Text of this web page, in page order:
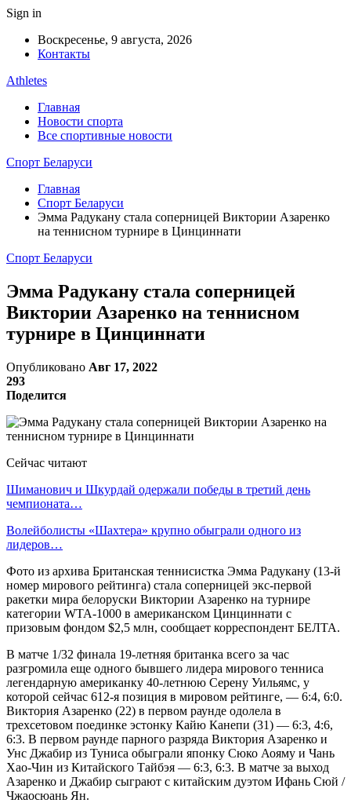
Sign in
Воскресенье, 9 августа, 2026
Контакты
Athletes
Главная
Новости спорта
Все спортивные новости
Спорт Беларуси
Главная
Спорт Беларуси
Эмма Радукану стала соперницей Виктории Азаренко
на теннисном турнире в Цинциннати
Спорт Беларуси
Эмма Радукану стала соперницей
Виктории Азаренко на теннисном
турнире в Цинциннати
Опубликовано Авг 17, 2022
293
Поделится
Сейчас читают
Шиманович и Шкурдай одержали победы в третий день
чемпионата…
Волейболисты «Шахтера» крупно обыграли одного из
лидеров…
Фото из архива Британская теннисистка Эмма Радукану (13-й
номер мирового рейтинга) стала соперницей экс-первой
ракетки мира белоруски Виктории Азаренко на турнире
категории WTA-1000 в американском Цинциннати с
призовым фондом $2,5 млн, сообщает корреспондент БЕЛТА.
В матче 1/32 финала 19-летняя британка всего за час
разгромила еще одного бывшего лидера мирового тенниса
легендарную американку 40-летнюю Серену Уильямс, у
которой сейчас 612-я позиция в мировом рейтинге, — 6:4, 6:0.
Виктория Азаренко (22) в первом раунде одолела в
трехсетовом поединке эстонку Кайю Канепи (31) — 6:3, 4:6,
6:3. В первом раунде парного разряда Виктория Азаренко и
Унс Джабир из Туниса обыграли японку Сюко Аояму и Чань
Хао-Чин из Китайского Тайбэя — 6:3, 6:3. В матче за выход
Азаренко и Джабир сыграют с китайским дуэтом Ифань Сюй /
Чжаосюань Ян.